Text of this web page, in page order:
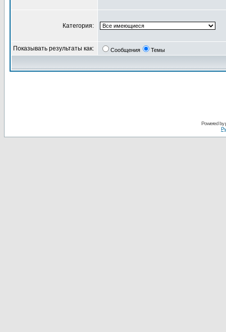
Категория:
Показывать результаты как: Сообщения Темы
Powered by